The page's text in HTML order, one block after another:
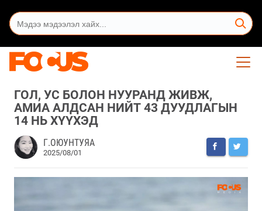
ГОЛ, УС БОЛОН НУУРАНД ЖИВЖ,
АМИА АЛДСАН НИЙТ 43 ДУУДЛАГЫН
14 НЬ ХҮҮХЭД
Г.ОЮУНТУЯА
2025/08/01